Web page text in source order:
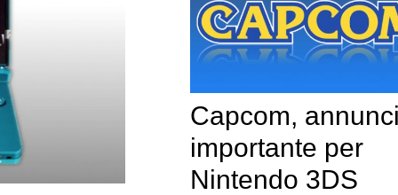
Capcom,
importante per
Nintendo 3DS